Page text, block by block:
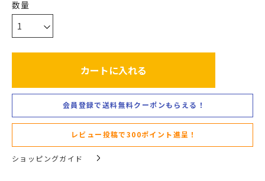
カートに入れる
会員登録で送料無料クーポンもらえる！
レビュー投稿で300ポイント進呈！
ショッピングガイド